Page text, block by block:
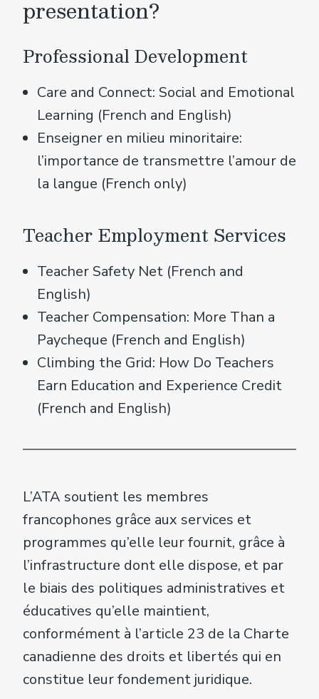
presentation?
Professional Development
Care and Connect: Social and Emotional
Learning (French and English)
Enseigner en milieu minoritaire:
l’importance de transmettre l’amour de
la langue (French only)
Teacher Employment Services
Teacher Safety Net (French and
English)
Teacher Compensation: More Than a
Paycheque (French and English)
Climbing the Grid: How Do Teachers
Earn Education and Experience Credit
(French and English)
L’ATA soutient les membres
francophones grâce aux services et
programmes qu’elle leur fournit, grâce à
l’infrastructure dont elle dispose, et par
le biais des politiques administratives et
éducatives qu’elle maintient,
conformément à l’article 23 de la Charte
canadienne des droits et libertés qui en
constitue leur fondement juridique.